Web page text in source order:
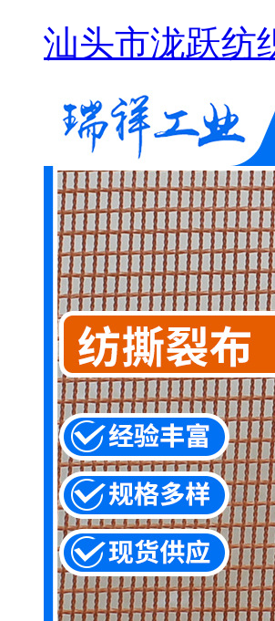
汕头市泷跃纺